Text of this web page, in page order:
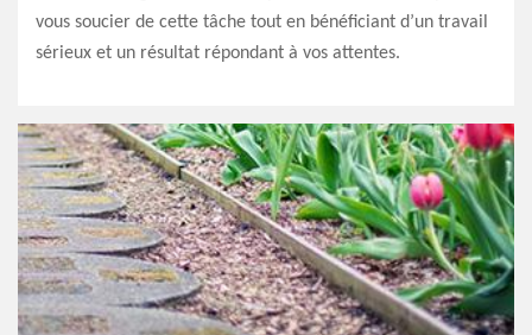
vous soucier de cette tâche tout en bénéficiant d’un travail
sérieux et un résultat répondant à vos attentes.